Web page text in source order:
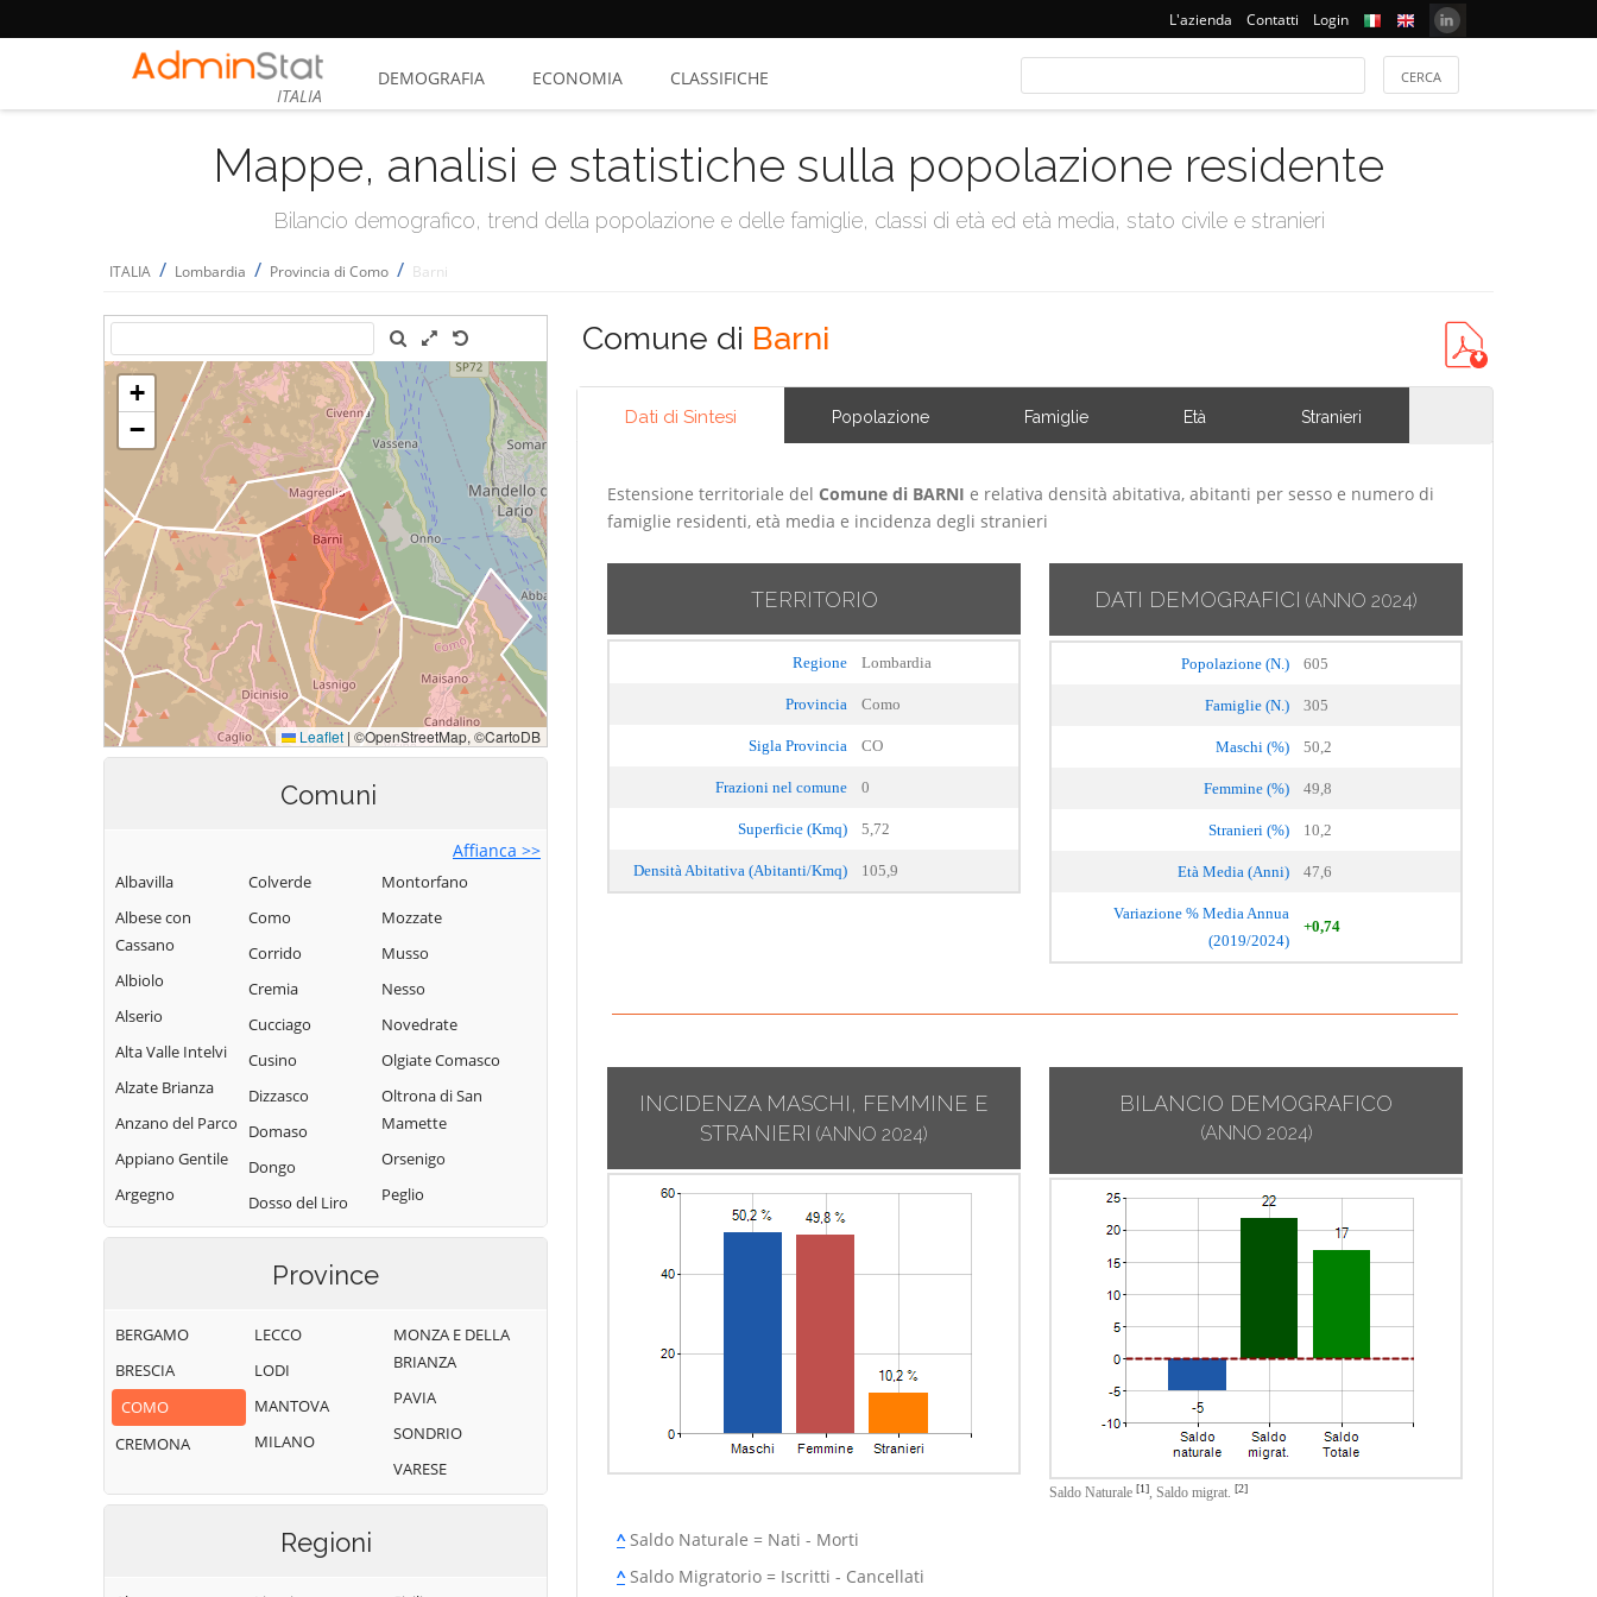
L'azienda Contatti Login
ITALIA
DEMOGRAFIA ECONOMIA CLASSIFICHE
Mappe, analisi e statistiche sulla popolazione residente
Bilancio demografico, trend della popolazione e delle famiglie, classi di età ed età media, stato civile e stranieri
ITALIA / Lombardia / Provincia di Como / Barni
Comuni
Affianca >>
Albavilla
Albese con
Cassano
Albiolo
Alserio
Alta Valle Intelvi
Alzate Brianza
Anzano del Parco
Appiano Gentile
Argegno
Arosio
Bellagio
Bene Lario
Beregazzo con
Figliaro
Bizzarone
Colverde
Como
Corrido
Cremia
Cucciago
Cusino
Dizzasco
Domaso
Dongo
Dosso del Liro
Erba
Eupilio
Faloppio
Fenegrò
Figino Serenza
Fino Mornasco
Grandate
Montorfano
Mozzate
Musso
Nesso
Novedrate
Olgiate Comasco
Oltrona di San
Mamette
Orsenigo
Peglio
Pianello del Lario
Pognana Lario
Ponna
Ponte Lambro
Porlezza
Proserpio
Province
BERGAMO
BRESCIA
COMO
CREMONA
LECCO
LODI
MANTOVA
MILANO
MONZA E DELLA
BRIANZA
PAVIA
SONDRIO
VARESE
Regioni
Comune di Barni
Dati di Sintesi Popolazione Famiglie Età Stranieri
Estensione territoriale del Comune di BARNI e relativa densità abitativa, abitanti per sesso e numero di
famiglie residenti, età media e incidenza degli stranieri
TERRITORIO
Regione Lombardia
Provincia Como
Sigla Provincia CO
Frazioni nel comune 0
Superficie (Kmq) 5,72
Densità Abitativa (Abitanti/Kmq) 105,9
DATI DEMOGRAFICI (ANNO 2024)
Popolazione (N.) 605
Famiglie (N.) 305
Maschi (%) 50,2
Femmine (%) 49,8
Stranieri (%) 10,2
Età Media (Anni) 47,6
Variazione % Media Annua
(2019/2024)
+0,74
INCIDENZA MASCHI, FEMMINE E
STRANIERI (ANNO 2024)
BILANCIO DEMOGRAFICO
(ANNO 2024)
Saldo Naturale [1], Saldo migrat. [2]
^Saldo Naturale = Nati - Morti
^Saldo Migratorio = Iscritti - Cancellati